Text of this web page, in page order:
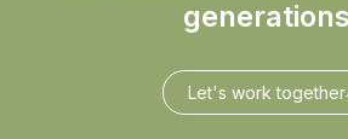
Let's work together